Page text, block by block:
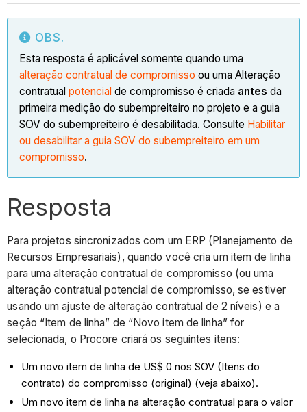
OBS.
Esta resposta é aplicável somente quando uma
alteração contratual de compromisso ou uma Alteração
contratualpotencial de compromisso é criada antes da
primeira medição do subempreiteiro no projeto e a guia
SOV do subempreiteiro é desabilitada. Consulte Habilitar
ou desabilitar a guia SOV do subempreiteiro em um
compromisso.
Resposta
Para projetos sincronizados com um ERP (Planejamento de
Recursos Empresariais), quando você cria um item de linha
para uma alteração contratual de compromisso (ou uma
alteração contratual potencial de compromisso, se estiver
usando um ajuste de alteração contratual de 2 níveis) e a
seção “Item de linha” de “Novo item de linha” for
selecionada, o Procore criará os seguintes itens:
Um novo item de linha de US$ 0 nos SOV (Itens do
contrato) do compromisso (original) (veja abaixo).
Um novo item de linha na alteração contratual para o valor